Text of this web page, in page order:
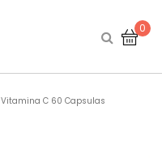
0
Vitamina C 60 Capsulas